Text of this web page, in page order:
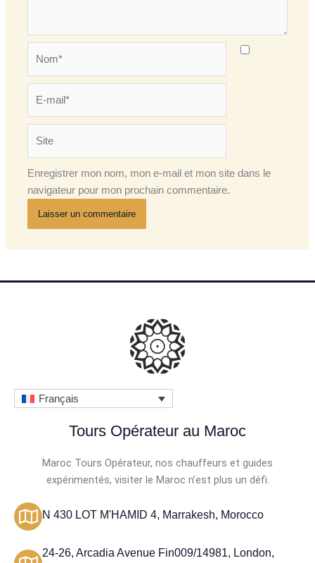
Enregistrer mon nom, mon e-mail et mon site dans le
navigateur pour mon prochain commentaire.
Français
Tours Opérateur au Maroc
Maroc Tours Opérateur, nos chauffeurs et guides
expérimentés, visiter le Maroc n’est plus un défi.
N 430 LOT M'HAMID 4, Marrakesh, Morocco
24-26, Arcadia Avenue Fin009/14981, London,